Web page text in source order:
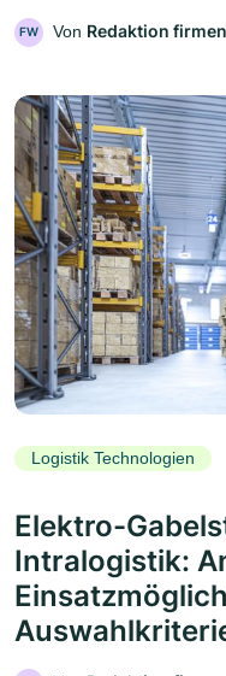
FW Von Redaktion
Logistik Technologien
Elektro-
Intralogistik: